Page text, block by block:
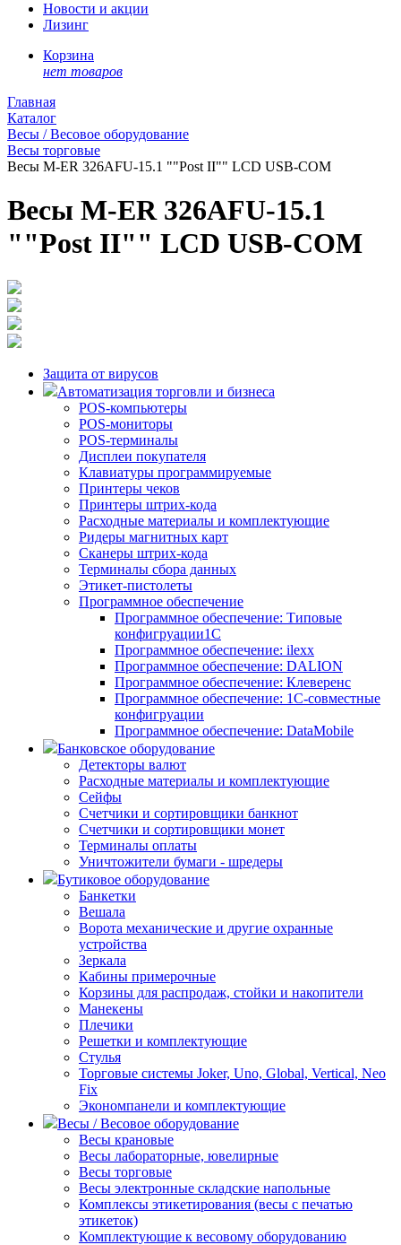
Новости и акции
Лизинг
Корзина
нет товаров
Главная
Каталог
Весы / Весовое оборудование
Весы торговые
Весы M-ER 326AFU-15.1 ""Post II"" LСD USB-COM
Весы M-ER 326AFU-15.1
""Post II"" LСD USB-COM
Защита от вирусов
Автоматизация торговли и бизнеса
POS-компьютеры
POS-мониторы
POS-терминалы
Дисплеи покупателя
Клавиатуры программируемые
Принтеры чеков
Принтеры штрих-кода
Расходные материалы и комплектующие
Ридеры магнитных карт
Сканеры штрих-кода
Терминалы сбора данных
Этикет-пистолеты
Программное обеспечение
Программное обеспечение: Типовые
конфигруации1С
Программное обеспечение: ilexx
Программное обеспечение: DALION
Программное обеспечение: Клеверенс
Программное обеспечение: 1С-совместные
конфигруации
Программное обеспечение: DataMobile
Банковское оборудование
Детекторы валют
Расходные материалы и комплектующие
Сейфы
Счетчики и сортировщики банкнот
Счетчики и сортировщики монет
Терминалы оплаты
Уничтожители бумаги - шредеры
Бутиковое оборудование
Банкетки
Вешала
Ворота механические и другие охранные
устройства
Зеркала
Кабины примерочные
Корзины для распродаж, стойки и накопители
Манекены
Плечики
Решетки и комплектующие
Стулья
Торговые системы Joker, Uno, Global, Vertical, Neo
Fix
Экономпанели и комплектующие
Весы / Весовое оборудование
Весы крановые
Весы лабораторные, ювелирные
Весы торговые
Весы электронные складские напольные
Комплексы этикетирования (весы с печатью
этикеток)
Комплектующие к весовому оборудованию